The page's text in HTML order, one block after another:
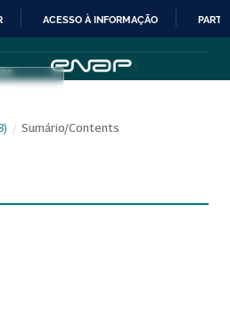
IR
PARA
CONTEÚDO
ACESSO À INFORMAÇÃO
/ Sumário/Contents